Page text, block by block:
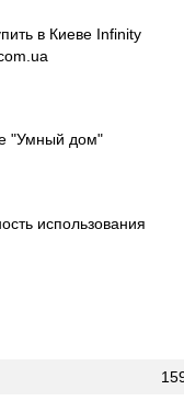
"Умный дом"
использования